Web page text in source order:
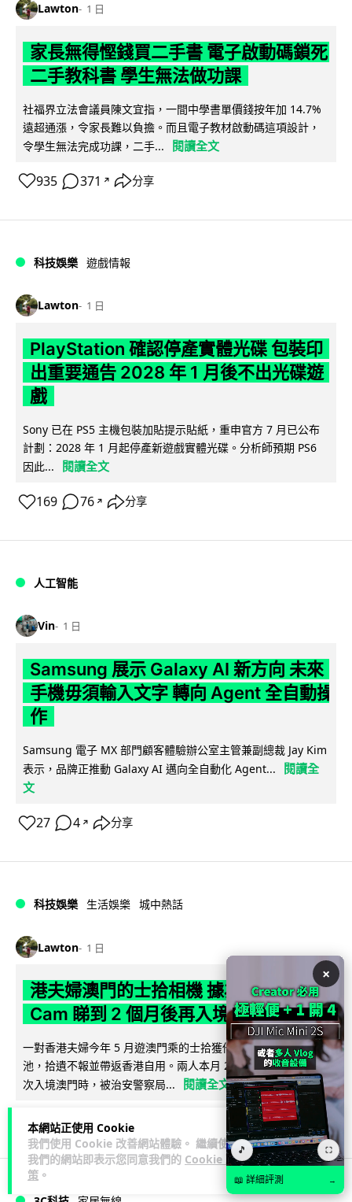
本網站正使用 Cookie
我們使用 Cookie 改善網站體驗。 繼續使用
我們的網站即表示您同意我們的 Cookie 政
策 。
Lawton 1 日
家長無得慳錢買二手書 電子啟動碼鎖死
二手教科書 學生無法做功課
社福界立法會議員陳文宜指，一間中學書單價錢按年加 14.7%
遠超通漲，令家長難以負擔。而且電子教材啟動碼這項設計，
令學生無法完成功課，二手...
閱讀全文
935 371 ↗ 分享
科技娛樂 遊戲情報
Lawton 1 日
PlayStation 確認停產實體光碟 包裝印
出重要通告 2028 年 1 月後不出光碟遊
戲
Sony 已在 PS5 主機包裝加貼提示貼紙，重申官方 7 月已公布
計劃：2028 年 1 月起停產新遊戲實體光碟。分析師預期 PS6
因此...
閱讀全文
169 76 ↗ 分享
人工智能
Vin 1 日
Samsung 展示 Galaxy AI 新方向 未來
手機毋須輸入文字 轉向 Agent 全自動操
作
Samsung 電子 MX 部門顧客體驗辦公室主管兼副總裁 Jay Kim
表示，品牌正推動 Galaxy AI 邁向全自動化 Agent...
閱讀全
文
27 4 ↗ 分享
科技娛樂 生活娛樂 城中熱話
Lawton 1 日
港夫婦澳門的士拾相機 據為己有被的士
Cam 睇到 2 個月後再入境被捕
一對香港夫婦今年 5 月遊澳門乘的士拾獲他人遺留相機及電
池，拾遺不報並帶返香港自用。兩人本月 2 日經港珠澳大橋再
次入境澳門時，被治安警察局...
閱讀全文
532 75
×
🎵 ⛶
📖 詳細評測 →